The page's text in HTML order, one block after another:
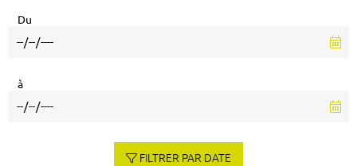
Du
à
FILTRER PAR DATE